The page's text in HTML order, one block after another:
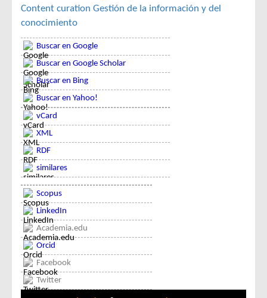
Content curation Gestión de la información y del
conocimiento
Buscar en Google
Buscar en Google Scholar
Buscar en Bing
Buscar en Yahoo!
vCard
XML
RDF
similares
Scopus
LinkedIn
Academia.edu
Orcid
Facebook
Twitter